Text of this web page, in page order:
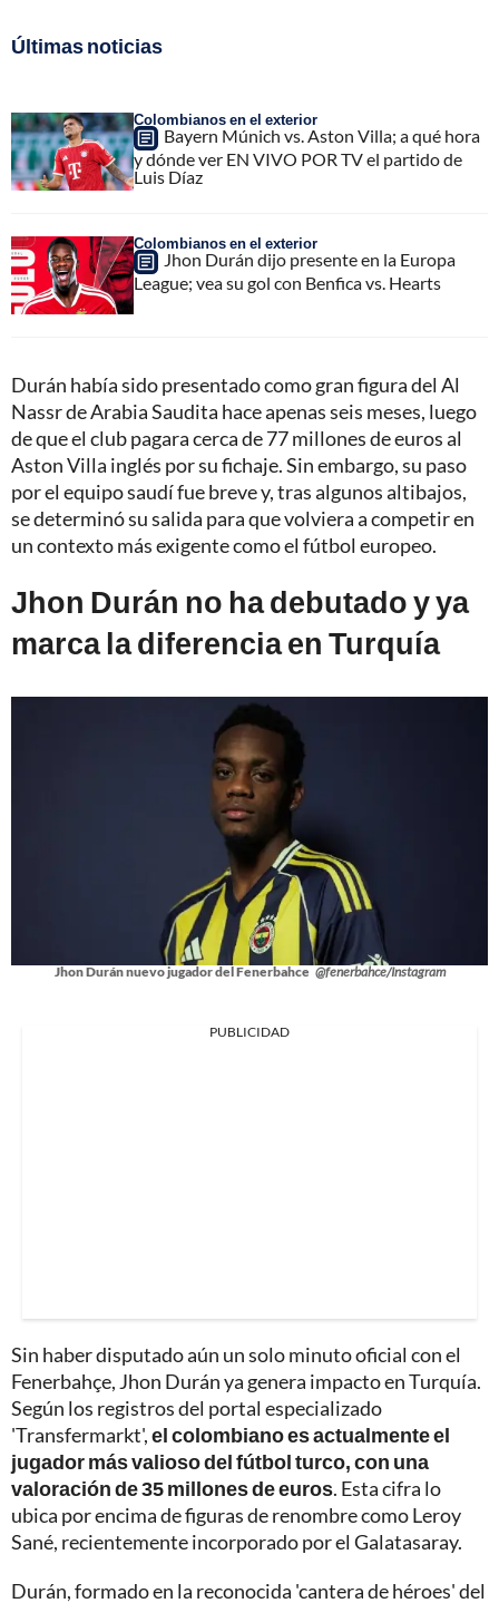
Últimas noticias
Colombianos en el exterior
Bayern Múnich vs. Aston Villa; a qué hora
y dónde ver EN VIVO POR TV el partido de
Luis Díaz
Colombianos en el exterior
Jhon Durán dijo presente en la Europa
League; vea su gol con Benfica vs. Hearts
Durán había sido presentado como gran figura del Al
Nassr de Arabia Saudita hace apenas seis meses, luego
de que el club pagara cerca de 77 millones de euros al
Aston Villa inglés por su fichaje. Sin embargo, su paso
por el equipo saudí fue breve y, tras algunos altibajos,
se determinó su salida para que volviera a competir en
un contexto más exigente como el fútbol europeo.
Jhon Durán no ha debutado y ya
marca la diferencia en Turquía
Jhon Durán nuevo jugador del Fenerbahce @fenerbahce/Instagram
PUBLICIDAD
Sin haber disputado aún un solo minuto oficial con el
Fenerbahçe, Jhon Durán ya genera impacto en Turquía.
Según los registros del portal especializado
'Transfermarkt',el colombiano es actualmente el
jugador más valioso del fútbol turco, con una
valoración de 35 millones de euros. Esta cifra lo
ubica por encima de figuras de renombre como Leroy
Sané, recientemente incorporado por el Galatasaray.
Durán, formado en la reconocida 'cantera de héroes' del